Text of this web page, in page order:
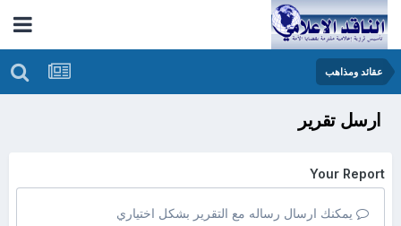
عقائد ومذاهب
ارسل تقرير
Your Report
يمكنك ارسال رساله مع التقرير بشكل اختياري